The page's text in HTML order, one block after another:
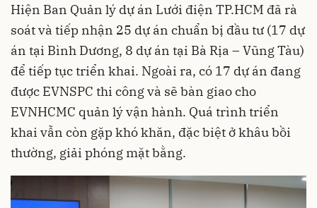
Hiện Ban Quản lý dự án Lưới điện TP.HCM đã rà
soát và tiếp nhận 25 dự án chuẩn bị đầu tư (17 dự
án tại Bình Dương, 8 dự án tại Bà Rịa – Vũng Tàu)
để tiếp tục triển khai. Ngoài ra, có 17 dự án đang
được EVNSPC thi công và sẽ bàn giao cho
EVNHCMC quản lý vận hành. Quá trình triển
khai vẫn còn gặp khó khăn, đặc biệt ở khâu bồi
thường, giải phóng mặt bằng.